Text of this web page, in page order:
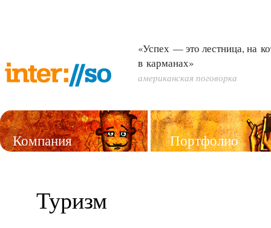
«Успех — это лестница, на
в карманах»
американская поговорка
Компания Портфолио
Туризм